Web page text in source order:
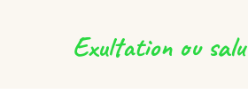
Exultation ou